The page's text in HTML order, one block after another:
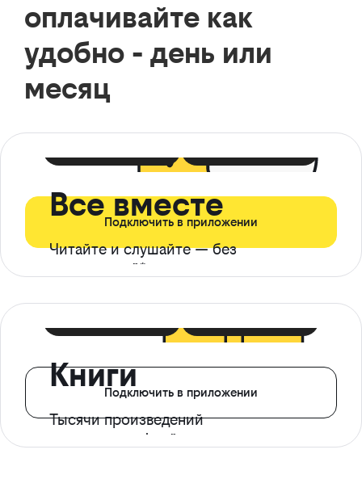
оплачивайте как
удобно - день или
месяц
Все вместе
Читайте и слушайте — без
ограничений*
Подключить в приложении
Книги
Тысячи произведений
с доступом офлайн
Подключить в приложении